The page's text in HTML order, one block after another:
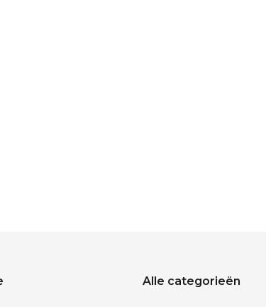
Alle categorieën